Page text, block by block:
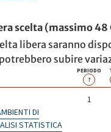
scelta (massimo 48
libera saranno
subire
PERIODO
?
DI
STATISTICA
1